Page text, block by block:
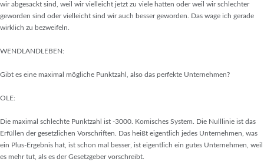
wir abgesackt sind, weil wir vielleicht jetzt zu viele hatten oder weil wir schlechter
geworden sind oder vielleicht sind wir auch besser geworden. Das wage ich gerade
wirklich zu bezweifeln.
WENDLANDLEBEN:
Gibt es eine maximal mögliche Punktzahl, also das perfekte Unternehmen?
OLE:
Die maximal schlechte Punktzahl ist -3000. Komisches System. Die Nulllinie ist das
Erfüllen der gesetzlichen Vorschriften. Das heißt eigentlich jedes Unternehmen, was
ein Plus-Ergebnis hat, ist schon mal besser, ist eigentlich ein gutes Unternehmen, weil
es mehr tut, als es der Gesetzgeber vorschreibt.